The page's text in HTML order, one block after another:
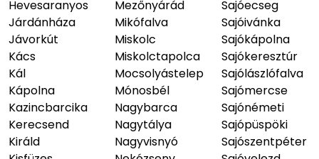
Hevesaranyos
Járdánháza
Jávorkút
Kács
Kál
Kápolna
Kazincbarcika
Kerecsend
Királd
Mezőnyárád
Mikófalva
Miskolc
Miskolctapolca
Mocsolyástelep
Mónosbél
Nagybarca
Nagytálya
Nagyvisnyó
Sajóecseg
Sajóivánka
Sajókápolna
Sajókeresztúr
Sajólászlófalva
Sajómercse
Sajónémeti
Sajópüspöki
Sajószentpéter